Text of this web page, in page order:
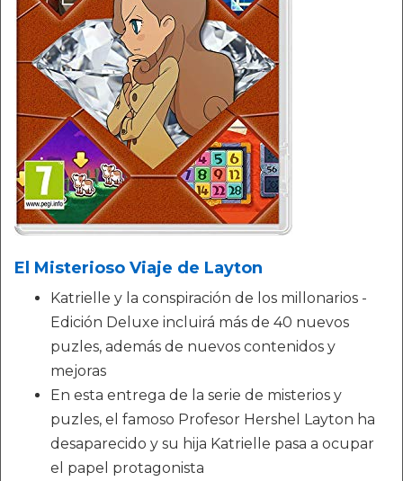
El Misterioso Viaje de Layton
Katrielle y la conspiración de los millonarios -
Edición Deluxe incluirá más de 40 nuevos
puzles, además de nuevos contenidos y
mejoras
En esta entrega de la serie de misterios y
puzles, el famoso Profesor Hershel Layton ha
desaparecido y su hija Katrielle pasa a ocupar
el papel protagonista